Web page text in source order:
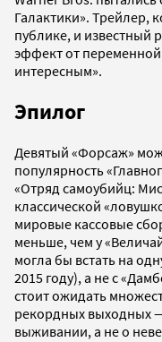
Галактики». Трейлер,
публике, и известный
эффект от
интересным».
Эпилог
Девятый «Форсаж»
популярность
«Отряд самоубийц:
классической
мировые кассовые
меньше, чем у
могла бы встать на
2015 году), а не с
стоит ожидать
рекордных выходных
выживании, а не о